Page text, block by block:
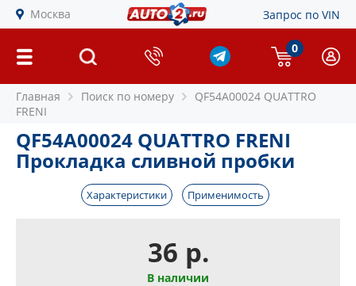
Москва Запрос по VIN
0
Главная Поиск по номеру
QF54A00024 QUATTRO
FRENI
QF54A00024 QUATTRO FRENI
Прокладка сливной пробки
Характеристики Применимость
36 р.
В наличии